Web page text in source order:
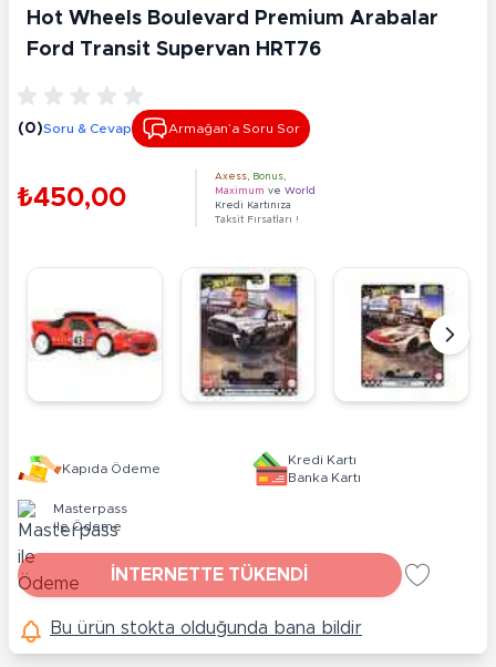
Hot Wheels Boulevard Premium Arabalar
Ford Transit Supervan HRT76
(0)Soru & Cevap Armağan’a Soru Sor
₺450,00
Axess Bonus
Maximum ve World
Kredi Kartınıza
Taksit Fırsatları !
Kapıda Ödeme
Kredi Kartı
Banka Kartı
Masterpass
ile Ödeme
İNTERNETTE TÜKENDİ
Bu ürün stokta olduğunda bana bildir